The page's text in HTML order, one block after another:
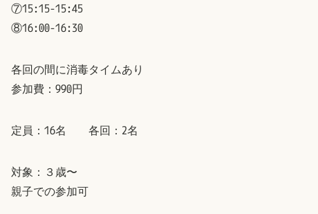
⑦15:15-15:45
⑧16:00-16:30
各回の間に消毒タイムあり
参加費：990円
定員：16名 各回：2名
対象：３歳〜
親子での参加可